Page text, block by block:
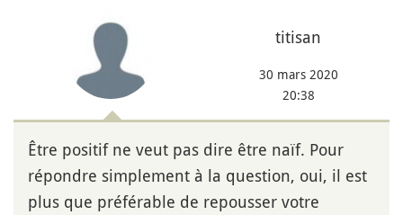
titisan
30 mars 2020
20:38
Être positif ne veut pas dire être naïf. Pour
répondre simplement à la question, oui, il est
plus que préférable de repousser votre